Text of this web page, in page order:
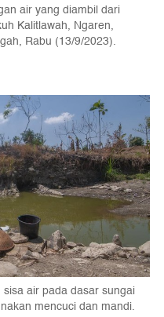
air yang diambil dari
Kalitlawah, Ngaren,
Rabu (13/9/2023).
air pada dasar sungai
mencuci dan mandi.